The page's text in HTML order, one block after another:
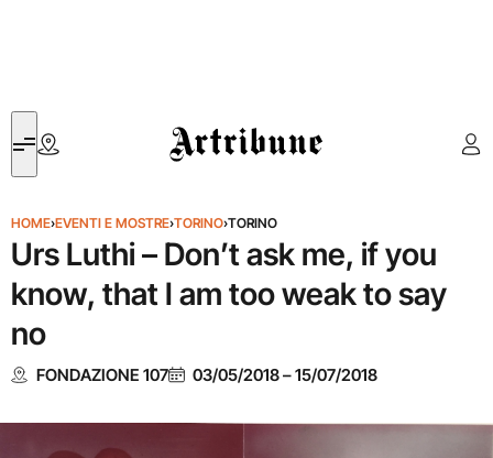
Artribune
HOME›EVENTI E MOSTRE›TORINO›TORINO
Urs Luthi – Don’t ask me, if you
know, that I am too weak to say
no
FONDAZIONE 107 03/05/2018–15/07/2018